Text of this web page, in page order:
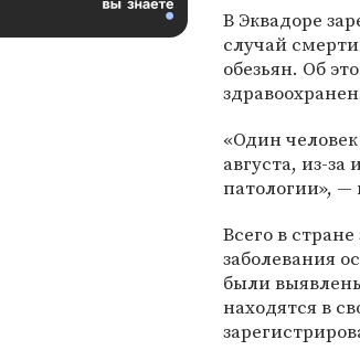
В Эквадоре
случай
обезьян. Об
«Один
августа, из-
патологии», —
Всего в
заболевания
были
находятся в